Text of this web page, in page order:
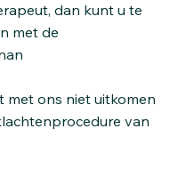
dan kunt u te
met de
ons niet uitkomen
van